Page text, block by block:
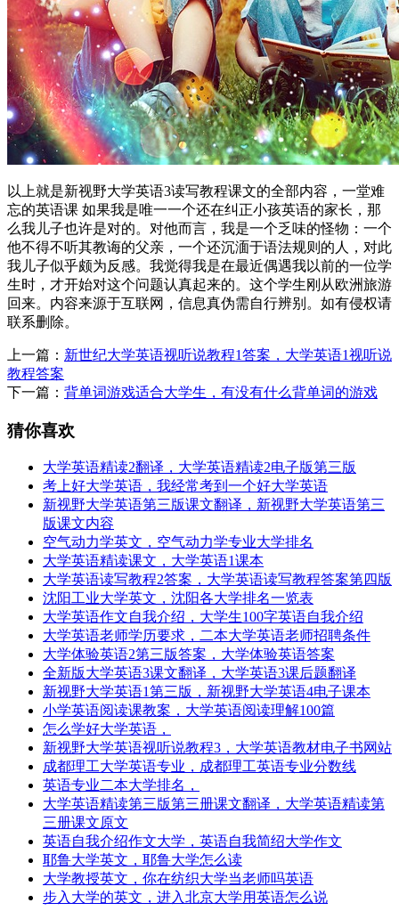
以上就是新视野大学英语3读写教程课文的全部内容，一堂难
忘的英语课 如果我是唯一一个还在纠正小孩英语的家长，那
么我儿子也许是对的。对他而言，我是一个乏味的怪物：一个
他不得不听其教诲的父亲，一个还沉湎于语法规则的人，对此
我儿子似乎颇为反感。我觉得我是在最近偶遇我以前的一位学
生时，才开始对这个问题认真起来的。这个学生刚从欧洲旅游
回来。内容来源于互联网，信息真伪需自行辨别。如有侵权请
联系删除。
上一篇： 新世纪大学英语视听说教程1答案，大学英语1视听说
教程答案
下一篇： 背单词游戏适合大学生，有没有什么背单词的游戏
猜你喜欢
大学英语精读2翻译，大学英语精读2电子版第三版
考上好大学英语，我经常考到一个好大学英语
新视野大学英语第三版课文翻译，新视野大学英语第三
版课文内容
空气动力学英文，空气动力学专业大学排名
大学英语精读课文，大学英语1课本
大学英语读写教程2答案，大学英语读写教程答案第四版
沈阳工业大学英文，沈阳各大学排名一览表
大学英语作文自我介绍，大学生100字英语自我介绍
大学英语老师学历要求，二本大学英语老师招聘条件
大学体验英语2第三版答案，大学体验英语答案
全新版大学英语3课文翻译，大学英语3课后题翻译
新视野大学英语1第三版，新视野大学英语4电子课本
小学英语阅读课教案，大学英语阅读理解100篇
怎么学好大学英语，
新视野大学英语视听说教程3，大学英语教材电子书网站
成都理工大学英语专业，成都理工英语专业分数线
英语专业二本大学排名，
大学英语精读第三版第三册课文翻译，大学英语精读第
三册课文原文
英语自我介绍作文大学，英语自我简绍大学作文
耶鲁大学英文，耶鲁大学怎么读
大学教授英文，你在纺织大学当老师吗英语
步入大学的英文，进入北京大学用英语怎么说